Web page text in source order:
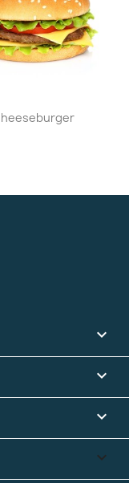
rapide



keyboard_arrow_down